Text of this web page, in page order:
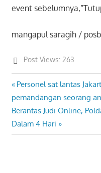
event
mangapul saragih / posb
Post Views: 263
Post
navigation
Previous
Post:
Personel sat lantas
pemandangan seorang
Next
Post:
Berantas Judi Online,
Dalam 4 Hari